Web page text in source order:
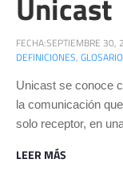
FECHA:SEPTIEMBRE 30,
DEFINICIONES,
Unicast se conoce
la comunicación
solo receptor, en
LEER MÁS